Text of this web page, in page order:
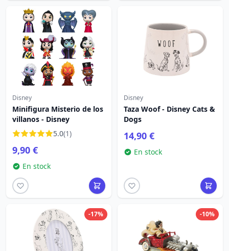
Disney
Minifigura Misterio de los
villanos - Disney
5.0(1)
9,90 €
En stock
Disney
Taza Woof - Disney Cats &
Dogs
14,90 €
En stock
-17% -10%